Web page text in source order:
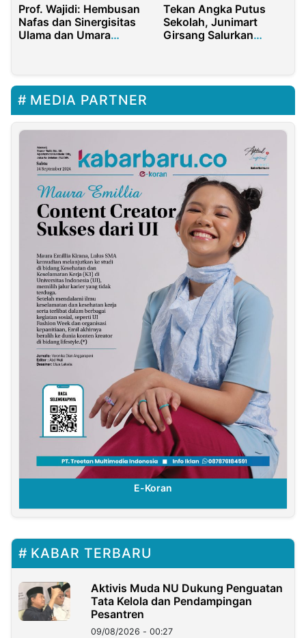
Prof. Wajidi: Hembusan
Nafas dan Sinergisitas
Ulama dan Umara
Tekan Angka Putus
Sekolah, Junimart
Girsang Salurkan
MEDIA PARTNER
E-Koran
KABAR TERBARU
Aktivis Muda NU Dukung Penguatan
Tata Kelola dan Pendampingan
Pesantren
09/08/2026 - 00:27